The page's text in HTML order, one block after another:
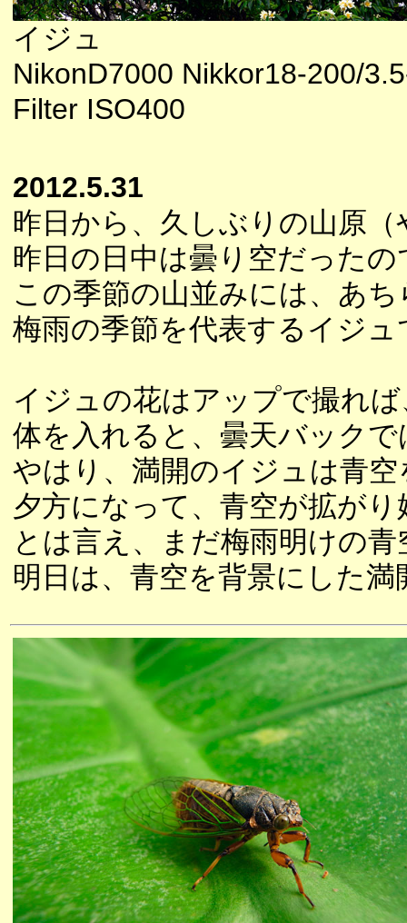
イジュ
NikonD7000 Nikkor18-200/
Filter ISO400
2012.5.31
昨日から、久しぶりの山原
昨日の日中は曇り空だった
この季節の山並みには、あ
梅雨の季節を代表するイジュ
イジュの花はアップで撮れ
体を入れると、曇天バック
やはり、満開のイジュは青
夕方になって、青空が拡が
とは言え、まだ梅雨明けの
明日は、青空を背景にした